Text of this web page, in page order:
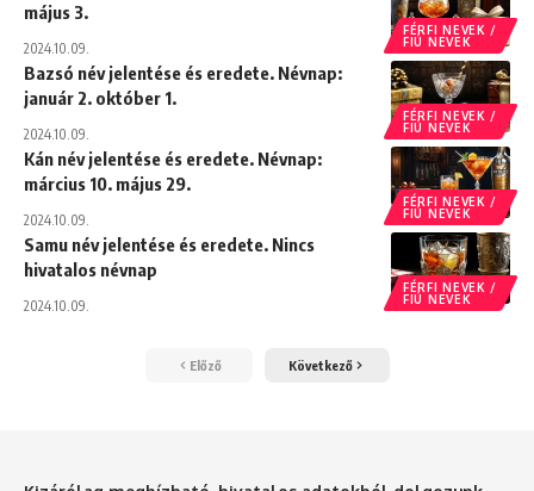
FÉRFI NEVEK /
FIÚ NEVEK
május 3.
2024.10.09.
FÉRFI NEVEK /
FIÚ NEVEK
Bazsó név jelentése és eredete. Névnap:
január 2. október 1.
2024.10.09.
FÉRFI NEVEK /
FIÚ NEVEK
Kán név jelentése és eredete. Névnap:
március 10. május 29.
2024.10.09.
FÉRFI NEVEK /
FIÚ NEVEK
Samu név jelentése és eredete. Nincs
hivatalos névnap
2024.10.09.
Előző Következő